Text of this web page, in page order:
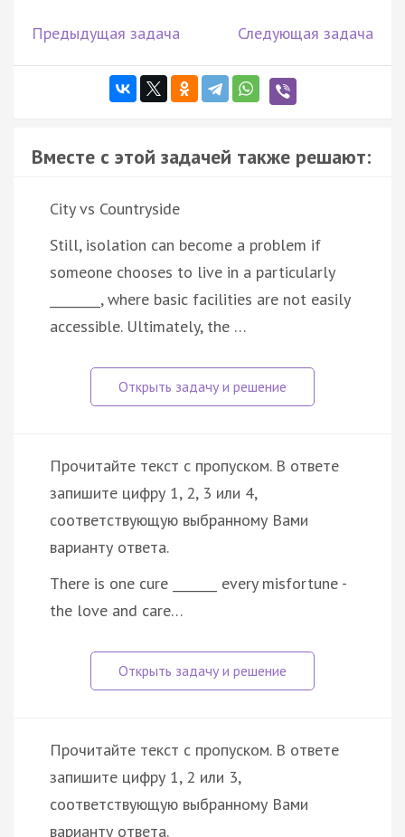
Предыдущая задача Следующая задача
Вместе с этой задачей также решают:
City vs Countryside
Still, isolation can become a problem if
someone chooses to live in a particularly
________, where basic facilities are not easily
accessible. Ultimately, the …
Прочитайте текст с пропуском. В ответе
запишите цифру 1, 2, 3 или 4,
соответствующую выбранному Вами
варианту ответа.
There is one cure _______ every misfortune -
the love and care…
Прочитайте текст с пропуском. В ответе
запишите цифру 1, 2 или 3,
соответствующую выбранному Вами
варианту ответа.